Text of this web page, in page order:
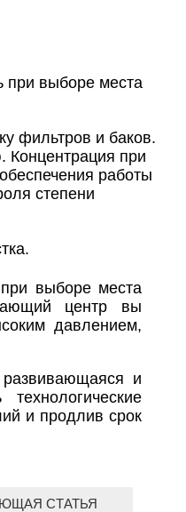
при выборе места
фильтров и баков.
Концентрация при
работы
степени
выборе места
центр вы
давлением,
и
и продлив срок
СТАТЬЯ